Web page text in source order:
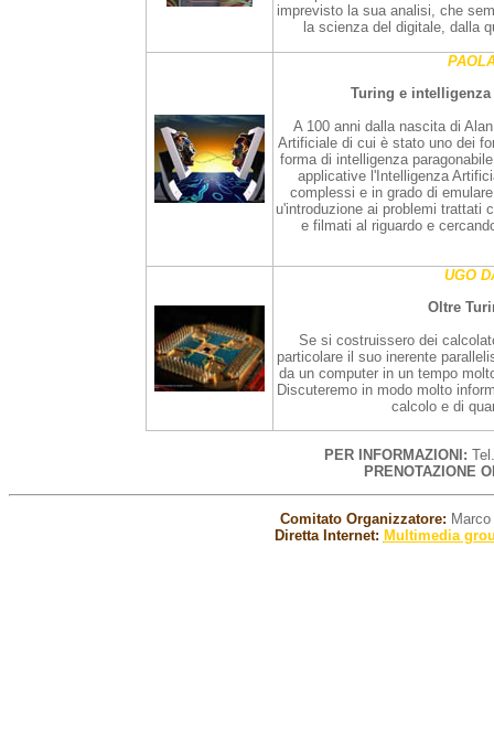
imprevisto la sua analisi, che
la scienza del digitale, dalla
Turing e
A 100 anni dalla nascita di
Artificiale di cui è stato uno dei
forma di intelligenza
applicative l'Intelligenza
complessi e in grado di
u'introduzione ai problemi trattati
e filmati al riguardo e
UGO
Oltre
Se si costruissero dei
particolare il suo inerente
da un computer in un tempo
Discuteremo in modo molto
calcolo e di
PER INFORMAZIONI:
PRENOTAZIONE
Comitato Organizzatore:
Diretta Internet: Multimedia